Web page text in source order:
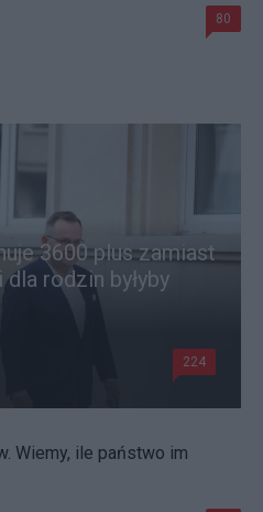
80
3600 plus zamiast
rodzin byłyby
224
Wiemy, ile państwo im